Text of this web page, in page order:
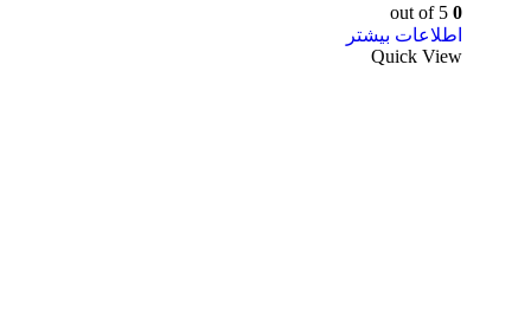
0
اطلاعات بیشتر
Quick View